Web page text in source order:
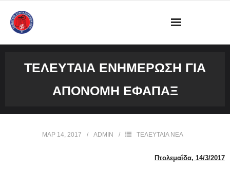
ΕΓΓΡΑΦΑ
ΤΕΛΕΥΤΑΊΑ ΕΝΗΜΈΡΩΣΗ ΓΙΑ
ΑΠΟΝΟΜΉ ΕΦΆΠΑΞ
ΜΑΡ 14, 2017 ADMIN ΤΕΛΕΥΤΑΙΑ ΝΕΑ
Πτολεμαΐδα, 14/3/2017